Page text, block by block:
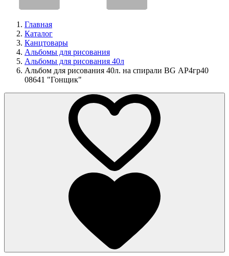
Главная
Каталог
Канцтовары
Альбомы для рисования
Альбомы для рисования 40л
Альбом для рисования 40л. на спирали BG АР4гр40
08641 "Гонщик"